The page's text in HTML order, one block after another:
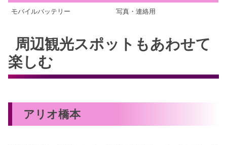
モバイルバッテリー 写真・連絡用
周辺観光スポットもあわせて
楽しむ
アリオ橋本